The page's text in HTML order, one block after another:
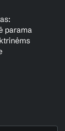
parama